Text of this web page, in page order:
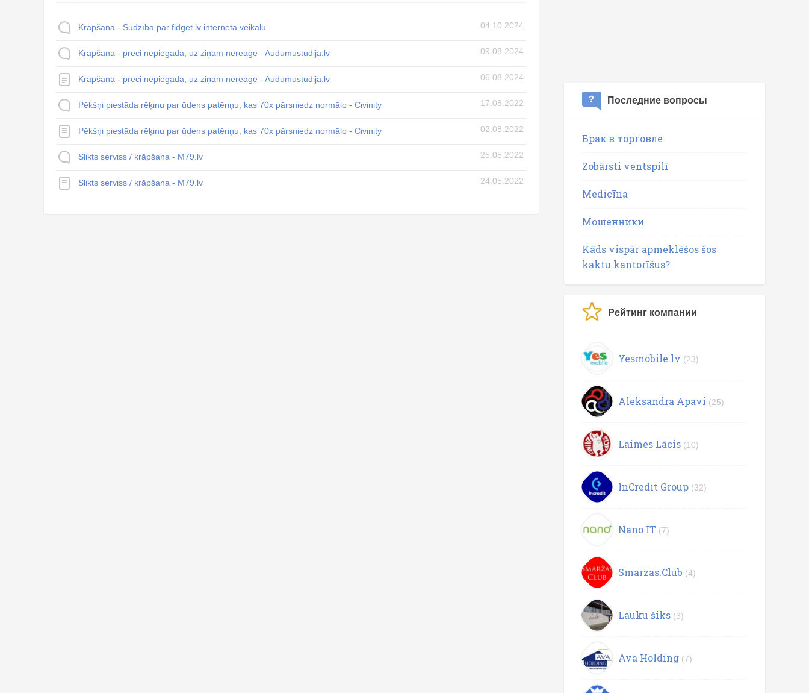
Krāpšana - Sūdzība par fidget.lv interneta veikalu 04.10.2024
Krāpšana - preci nepiegādā, uz ziņām nereaģē - Audumustudija.lv 09.08.2024
Krāpšana - preci nepiegādā, uz ziņām nereaģē - Audumustudija.lv 06.08.2024
Pēkšņi piestāda rēķinu par ūdens patēriņu, kas 70x pārsniedz normālo - Civinity 17.08.2022
Pēkšņi piestāda rēķinu par ūdens patēriņu, kas 70x pārsniedz normālo - Civinity 02.08.2022
Slikts serviss / krāpšana - M79.lv 25.05.2022
Slikts serviss / krāpšana - M79.lv 24.05.2022
Последние вопросы
Брак в торговле
Zobārsti ventspilī
Medicīna
Мошенники
Kāds vispār apmeklēšos šos
kaktu kantorīšus?
Рейтинг компании
Yesmobile.lv (23)
Aleksandra Apavi (25)
Laimes Lācis (10)
InCredit Group (32)
Nano IT (7)
Smarzas.Club (4)
Lauku šiks (3)
Ava Holding (7)